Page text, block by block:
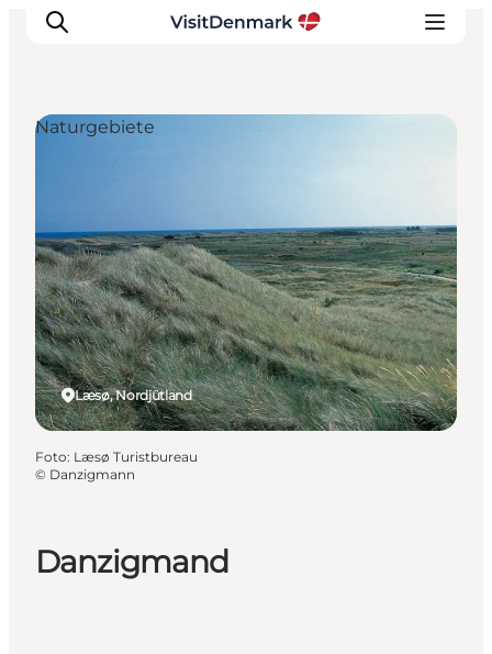
Erlebnisse
Unterkünfte
Reiseplanung
Danzigmand
Læsø, Nordjütland
Naturgebiete
Foto: Læsø Turistbureau
© Danzigmann